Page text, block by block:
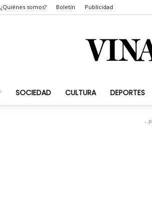
¿Quiénes somos? Boletín Publicidad
SOCIEDAD CULTURA DEPORTES
-